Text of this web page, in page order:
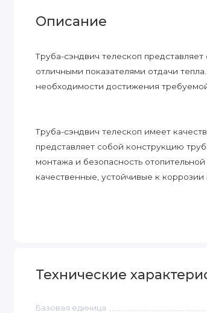
Описание
Труба-сэндвич телескоп
отличными показателями отдачи
необходимости достижения
Труба-сэндвич телескоп имеет
представляет собой конструкцию
монтажа и безопасность
качественные, устойчивые к коррозии
Технические
Базовая единица